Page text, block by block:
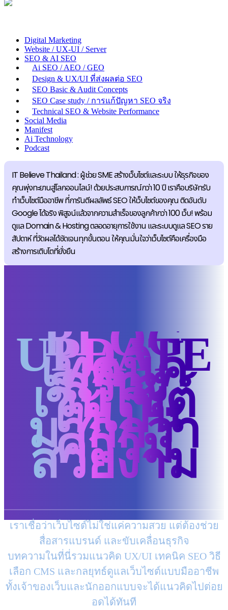
Digital Marketing
Website / UX-UI / Server
SEO & AI SEO
Ai SEO / AEO / GEO
Design & UX/UI ที่ส่งผลต่อ SEO
SEO Basic & Audit Concepts
SEO Case study / การแก้ปัญหา SEO จริง
Technical SEO & Website Performance
Social Media
Manifest
Ai Technology
Podcast
IT Believe Thailand : ผู้ช่วย SME สร้างเว็บไซต์และระบบ ให้ธุรกิจของ
คุณพุ่งทะยานสู่โลกออนไลน์! ด้วยประสบการณ์กว่า 10 ปี เราคือบริษัทรับ
ทำเว็บไซต์มืออาชีพ ที่การันตีผลลัพธ์ SEO ให้เว็บไซต์ของคุณ ติดอันดับ
Google ได้จริง พิสูจน์แล้วจากความสำเร็จของลูกค้ากว่า 100 เว็บ! พร้อม
ดูแล Domain & Hosting ตลอดอายุการใช้งาน และระบบดูแล SEO ราย
สัปดาห์ ที่วัดผลได้ชัดเจนทุกขั้นตอน ให้คุณมั่นใจว่าเว็บไซต์คือเครื่องมือ
สร้างการเติบโตที่ยั่งยืน
BLOG
UPDATE
เทคนิค
สร้าง
เว็บไซต์
ให้เป็น
มากกว่า
ความ
สวยงาม
เราเชื่อว่าเว็บไซต์ไม่ใช่แค่ความสวย แต่ต้องช่วย
สื่อสารแบรนด์ และขับเคลื่อนธุรกิจ
บทความในที่นี่รวมแนวคิด UX/UI เทคนิค SEO วิธี
เลือก CMS และกลยุทธ์ดูแลเว็บไซต์แบบมืออาชีพ
ทั้งเจ้าของเว็บและนักออกแบบจะได้แนวคิดไปต่อย
อดได้ทันที